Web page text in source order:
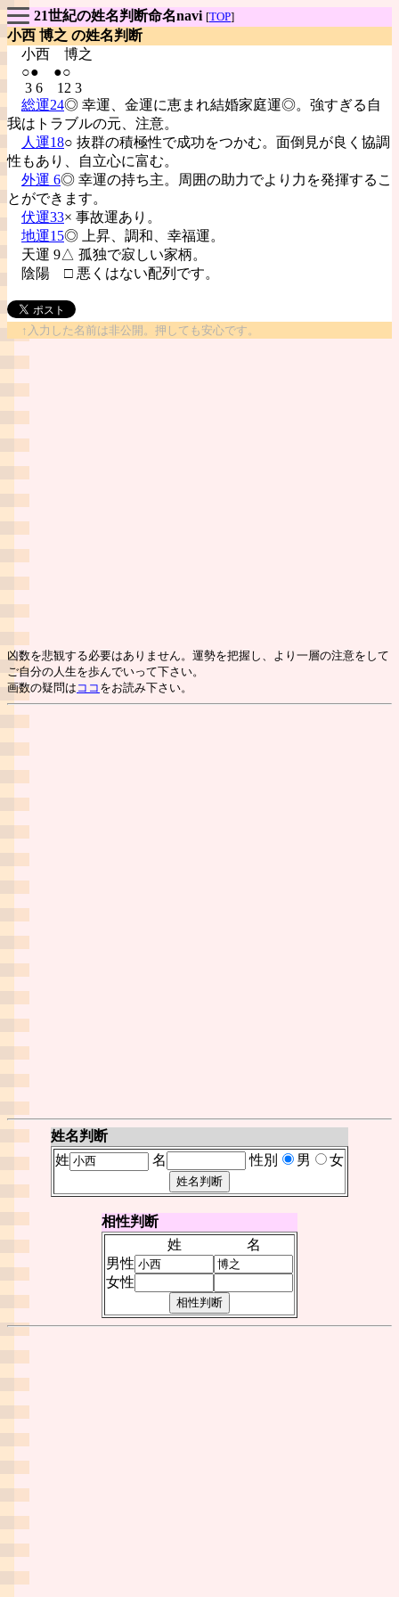
21世紀の姓名判断命名navi [TOP]
小西 博之 の姓名判断
小西 博之
○● ●○
3 6 12 3
総運24◎ 幸運、金運に恵まれ結婚家庭運◎。強すぎる自
我はトラブルの元、注意。
人運18○ 抜群の積極性で成功をつかむ。面倒見が良く協調
性もあり、自立心に富む。
外運 6◎ 幸運の持ち主。周囲の助力でより力を発揮するこ
とができます。
伏運33× 事故運あり。
地運15◎ 上昇、調和、幸福運。
天運 9△ 孤独で寂しい家柄。
陰陽 □ 悪くはない配列です。
↑入力した名前は非公開。押しても安心です。
凶数を悲観する必要はありません。運勢を把握し、より一層の注意をして
ご自分の人生を歩んでいって下さい。
画数の疑問は ココ をお読み下さい。
姓名判断
姓
名 性別 男 女
相性判断
姓
名
男性
女性